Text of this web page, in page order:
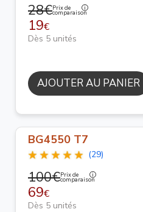
28€Prix de
comparaison
19€
Dès 5 unités
AJOUTER AU PANIER
BG4550 T7
(29)
100€Prix de
comparaison
69€
Dès 5 unités